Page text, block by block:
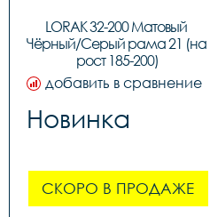
LORAK 32-200 Матовый
Чёрный/Серый рама 21 (на
рост 185-200)
добавить в сравнение
Новинка
СКОРО В ПРОДАЖЕ